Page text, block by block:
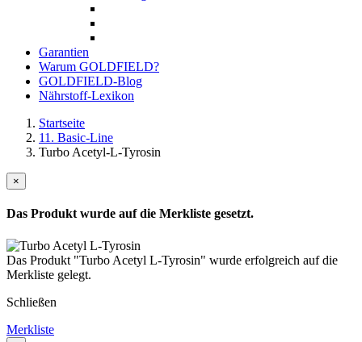
Garantien
Warum GOLDFIELD?
GOLDFIELD-Blog
Nährstoff-Lexikon
Startseite
11. Basic-Line
Turbo Acetyl-L-Tyrosin
×
Das Produkt wurde auf die Merkliste gesetzt.
Das Produkt "Turbo Acetyl L-Tyrosin" wurde erfolgreich auf die
Merkliste gelegt.
Schließen
Merkliste